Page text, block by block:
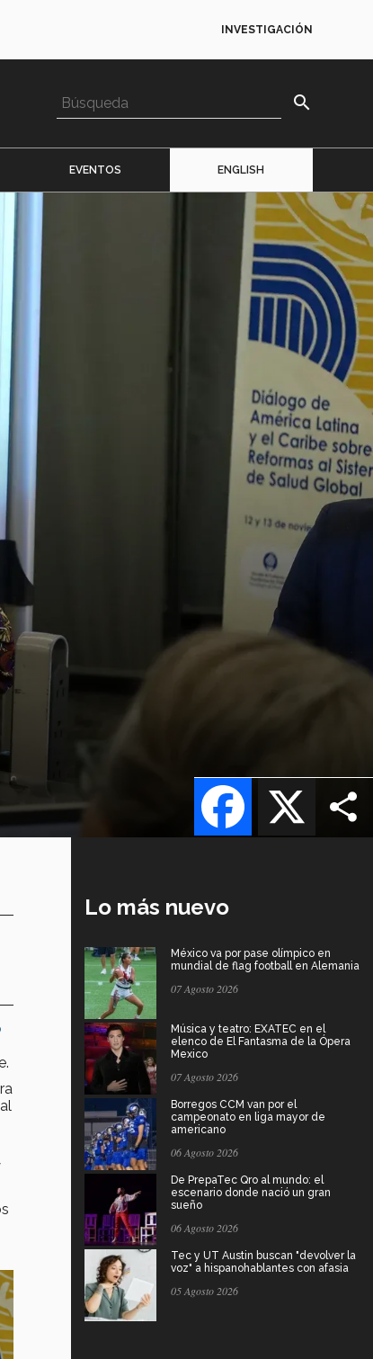
INVESTIGACIÓN
search
EVENTOS ENGLISH
X
Facebook
Lo más nuevo
México va por pase olímpico en
mundial de flag football en Alemania
07 Agosto 2026
Música y teatro: EXATEC en el
elenco de El Fantasma de la Ópera
Mexico
07 Agosto 2026
Borregos CCM van por el
campeonato en liga mayor de
americano
06 Agosto 2026
De PrepaTec Qro al mundo: el
escenario donde nació un gran
sueño
06 Agosto 2026
Tec y UT Austin buscan "devolver la
voz" a hispanohablantes con afasia
05 Agosto 2026